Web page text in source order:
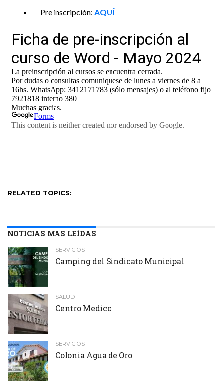
Pre inscripción: AQUÍ
RELATED TOPICS:
NOTICIAS MAS LEÍDAS
SERVICIOS
Camping del Sindicato Municipal
SALUD
Centro Medico
SERVICIOS
Colonia Agua de Oro